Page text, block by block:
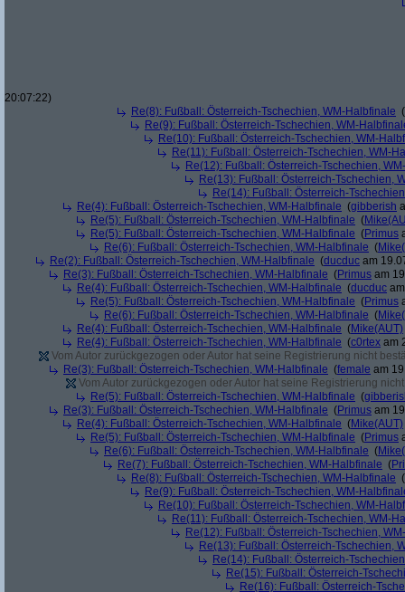
20:07:22)
Re(8): Fußball: Österreich-Tschechien, WM-Halbfinale (
Re(9): Fußball: Österreich-Tschechien, WM-
Re(10): Fußball: Österreich-Tschechien, WM-
Re(11): Fußball: Österreich-Tschechien, WM-
Re(12): Fußball: Österreich-Tschechien,
Re(13): Fußball: Österreich-Tschechien,
Re(14): Fußball: Österreich-
Re(4): Fußball: Österreich-Tschechien, WM-Halbfinale (gibberish
Re(5): Fußball: Österreich-Tschechien, WM-Halbfinale (
Re(5): Fußball: Österreich-Tschechien, WM-Halbfinale (Primus
Re(6): Fußball: Österreich-Tschechien, WM-Halbfinale (
Re(2): Fußball: Österreich-Tschechien, WM-Halbfinale (ducduc am
Re(3): Fußball: Österreich-Tschechien, WM-Halbfinale (Primus am
Re(4): Fußball: Österreich-Tschechien, WM-Halbfinale (ducduc
Re(5): Fußball: Österreich-Tschechien, WM-Halbfinale (Primus
Re(6): Fußball: Österreich-Tschechien, WM-Halbfinale (
Re(4): Fußball: Österreich-Tschechien, WM-Halbfinale (Mike(AUT)
Re(4): Fußball: Österreich-Tschechien, WM-Halbfinale (c0rtex am
Vom Autor zurückgezogen oder Autor hat seine Registrierung nicht
Re(3): Fußball: Österreich-Tschechien, WM-Halbfinale (female am
Vom Autor zurückgezogen oder Autor hat seine Registrierung
Re(5): Fußball: Österreich-Tschechien, WM-Halbfinale (
Re(3): Fußball: Österreich-Tschechien, WM-Halbfinale (Primus am
Re(4): Fußball: Österreich-Tschechien, WM-Halbfinale (Mike(AUT)
Re(5): Fußball: Österreich-Tschechien, WM-Halbfinale (Primus
Re(6): Fußball: Österreich-Tschechien, WM-Halbfinale (
Re(7): Fußball: Österreich-Tschechien, WM-Halbfinale (
Re(8): Fußball: Österreich-Tschechien, WM-Halbfinale (
Re(9): Fußball: Österreich-Tschechien, WM-
Re(10): Fußball: Österreich-Tschechien, WM-
Re(11): Fußball: Österreich-Tschechien, WM-
Re(12): Fußball: Österreich-Tschechien,
Re(13): Fußball: Österreich-Tschechien,
Re(14): Fußball: Österreich-
Re(15): Fußball: Österreich-
Re(16): Fußball: Österreich-